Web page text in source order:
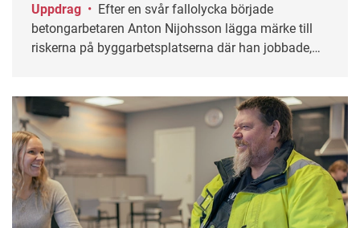
Uppdrag •
betongarbetaren Anton Nijohsson lägga märke till
riskerna på byggarbetsplatserna där han jobbade,